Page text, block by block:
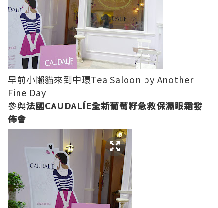
早前小懶貓來到中環Tea Saloon by Another
Fine Day
參與法國CAUDALÍE全新葡萄籽急救保濕眼霜發
佈會